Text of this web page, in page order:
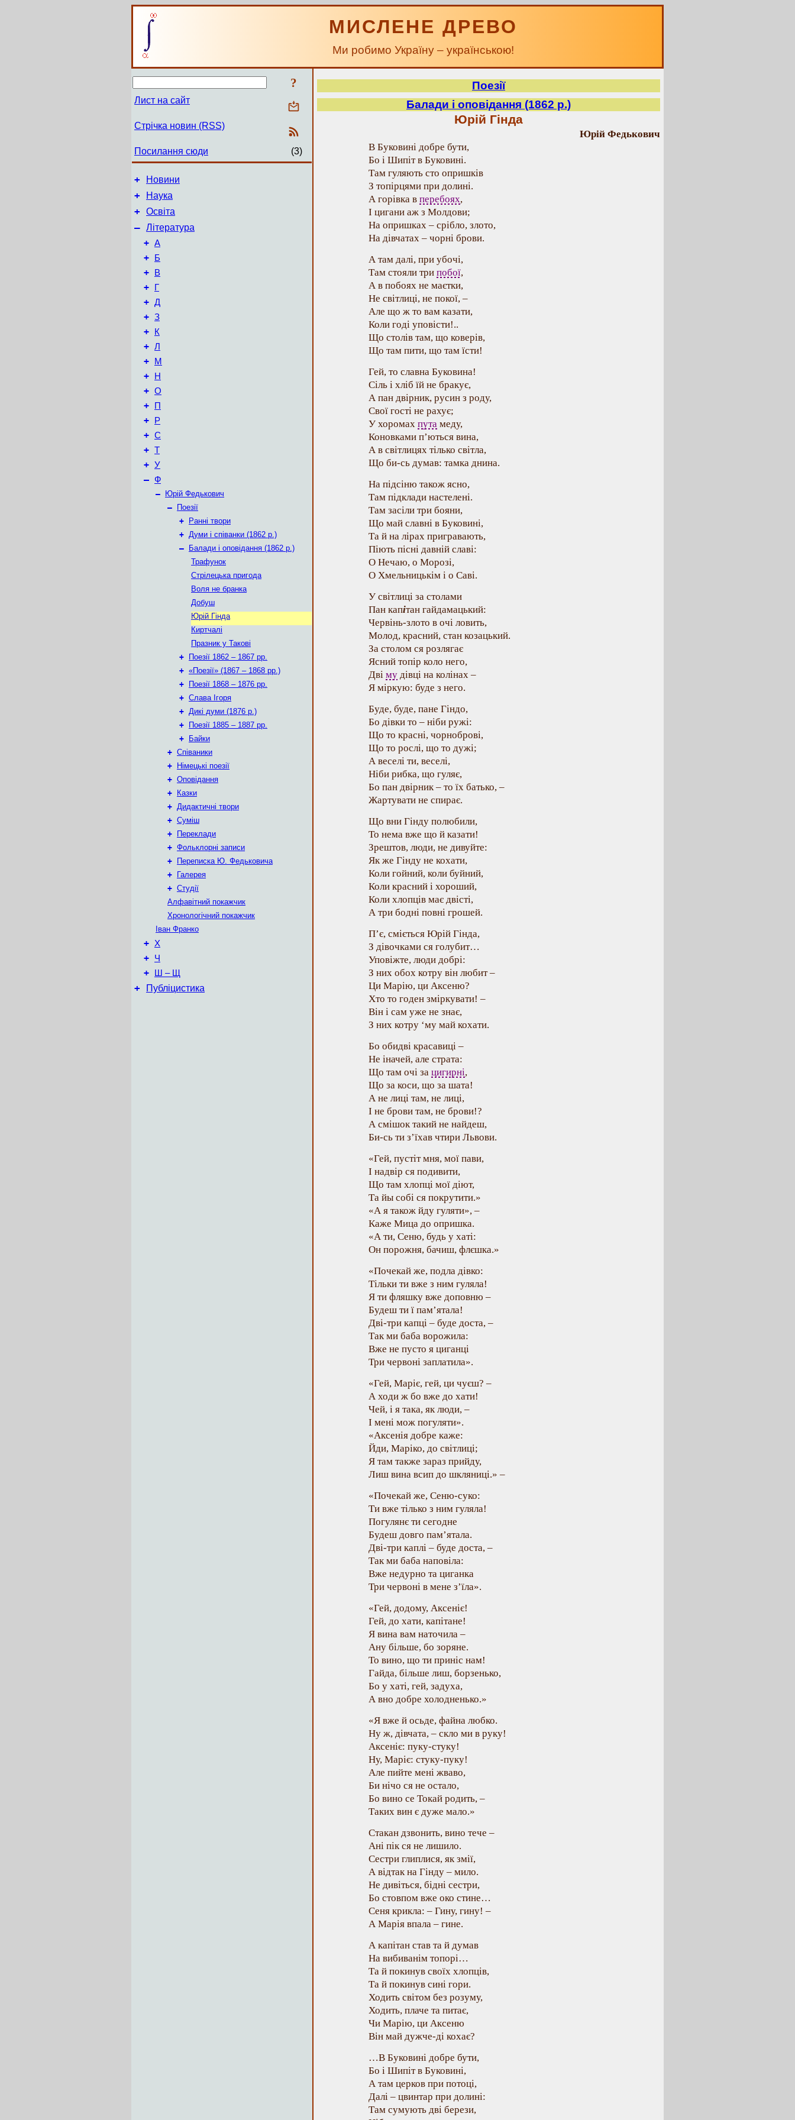
МИСЛЕНЕ ДРЕВО
Ми робимо Україну – українською!
?
Лист на сайт
Стрічка новин (RSS)
Посилання сюди (3)
+ Новини
+ Наука
+ Освіта
– Література
+ А
+ Б
+ В
+ Г
+ Д
+ З
+ К
+ Л
+ М
+ Н
+ О
+ П
+ Р
+ С
+ Т
+ У
– Ф
–
Юрій Федькович
–
Поезії
+
Ранні твори
+ Думи і співанки (1862 р.)
–
Балади і оповідання (1862 р.)
Трафунок
Стрілецька пригода
Воля не бранка
Добуш
Юрій Гінда
Киртчалі
Празник у Такові
+
Поезії 1862 – 1867 рр.
+ «Поезії» (1867 – 1868 рр.)
+
Поезії 1868 – 1876 рр.
+ Слава Ігоря
+ Дикі думи (1876 р.)
+
Поезії 1885 – 1887 рр.
+
Байки
+ Співаники
+
Німецькі поезії
+ Оповідання
+
Казки
+ Дидактичні твори
+ Суміш
+
Переклади
+ Фольклорні записи
+
Переписка Ю. Федьковича
+
Галерея
+ Студії
Алфавітний покажчик
Хронологічний покажчик
Іван Франко
+ Х
+ Ч
+ Ш – Щ
+ Публіцистика
Поезії
Балади і оповідання (1862 р.)
Юрій Гінда
Юрій Федькович
В Буковині добре бути,
Бо і Шипіт в Буковині.
Там гуляють сто опришків
З топірцями при долині.
А горівка в перебоях,
І цигани аж з Молдови;
На опришках – срібло, злото,
На дівчатах – чорні брови.
А там далі, при убочі,
Там стояли три побої,
А в побоях не маєтки,
Не світлиці, не покої, –
Але що ж то вам казати,
Коли годі уповісти!..
Що столів там, що коверів,
Що там пити, що там їсти!
Гей, то славна Буковина!
Сіль і хліб їй не бракує,
А пан двірник, русин з роду,
Свої гості не рахує;
У хоромах пута меду,
Коновками п’ються вина,
А в світлицях тілько світла,
Що би-сь думав: тамка днина.
На підсіню також ясно,
Там підклади настелені.
Там засіли три бояни,
Що май славні в Буковині,
Та й на лірах пригравають,
Піють пісні давній славі:
О Нечаю, о Морозі,
О Хмельницькім і о Саві.
У світлиці за столами
Пан капітан гайдамацький:
Червінь-злото в очі ловить,
Молод, красний, стан козацький.
За столом ся розлягає
Ясний топір коло него,
Дві му дівці на колінах –
Я міркую: буде з него.
Буде, буде, пане Гіндо,
Бо дівки то – ніби ружі:
Що то красні, чорноброві,
Що то рослі, що то дужі;
А веселі ти, веселі,
Ніби рибка, що гуляє,
Бо пан двірник – то їх батько, –
Жартувати не спирає.
Що вни Гінду полюбили,
То нема вже що й казати!
Зрештов, люди, не дивуйте:
Як же Гінду не кохати,
Коли гойний, коли буйний,
Коли красний і хороший,
Коли хлопців має двісті,
А три бодні повні грошей.
П’є, сміється Юрій Гінда,
З дівочками ся голубит…
Уповіжте, люди добрі:
З них обох котру він любит –
Ци Марію, ци Аксеню?
Хто то годен зміркувати! –
Він і сам уже не знає,
З них котру ‘му май кохати.
Бо обидві красавиці –
Не іначей, але страта:
Що там очі за цигирні,
Що за коси, що за шата!
А не лиці там, не лиці,
І не брови там, не брови!?
А смішок такий не найдеш,
Би-сь ти з’їхав чтири Львови.
«Гей, пустіт мня, мої пави,
І надвір ся подивити,
Що там хлопці мої діют,
Та йы собі ся покрутити.»
«А я також йду гуляти», –
Каже Мица до опришка.
«А ти, Сеню, будь у хаті:
Он порожня, бачиш, флєшка.»
«Почекай же, подла дівко:
Тільки ти вже з ним гуляла!
Я ти фляшку вже доповню –
Будеш ти ї пам’ятала!
Дві-три капці – буде доста, –
Так ми баба ворожила:
Вже не пусто я циганці
Три червоні заплатила».
«Гей, Маріє, гей, ци чуєш? –
А ходи ж бо вже до хати!
Чей, і я така, як люди, –
І мені мож погуляти».
«Аксенія добре каже:
Йди, Маріко, до світлиці;
Я там также зараз прийду,
Лиш вина всип до шкляниці.» –
«Почекай же, Сеню-суко:
Ти вже тілько з ним гуляла!
Погулянє ти сегодне
Будеш довго пам’ятала.
Дві-три каплі – буде доста, –
Так ми баба наповіла:
Вже недурно та циганка
Три червоні в мене з’їла».
«Гей, додому, Аксеніє!
Гей, до хати, капітане!
Я вина вам наточила –
Ану більше, бо зоряне.
То вино, що ти приніс нам!
Гайда, більше лиш, борзенько,
Бо у хаті, гей, задуха,
А вно добре холодненько.»
«Я вже й осьде, файна любко.
Ну ж, дівчата, – скло ми в руку!
Аксеніє: пуку-стуку!
Ну, Маріє: стуку-пуку!
Але пийте мені жваво,
Би нічо ся не остало,
Бо вино се Токай родить, –
Таких вин є дуже мало.»
Стакан дзвонить, вино тече –
Ані пік ся не лишило.
Сестри глиплися, як змії,
А відтак на Гінду – мило.
Не дивіться, бідні сестри,
Бо стовпом вже око стине…
Сеня крикла: – Гину, гину! –
А Марія впала – гине.
А капітан став та й думав
На вибиванім топорі…
Та й покинув своїх хлопців,
Та й покинув сині гори.
Ходить світом без розуму,
Ходить, плаче та питає,
Чи Марію, ци Аксеню
Він май дужче-ді кохає?
…В Буковині добре бути,
Бо і Шипіт в Буковині,
А там церков при потоці,
Далі – цвинтар при долині:
Там сумують дві берези,